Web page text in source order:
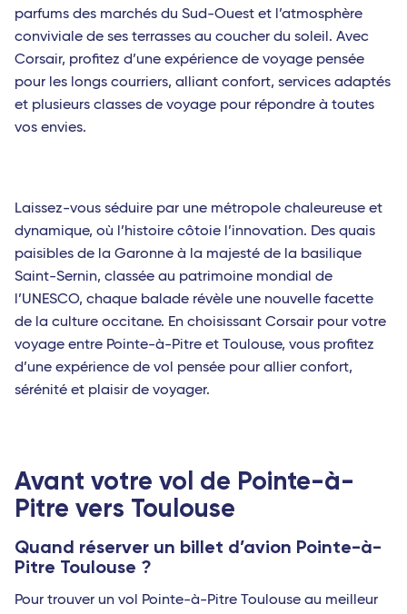
parfums des marchés du Sud-Ouest et l’atmosphère
conviviale de ses terrasses au coucher du soleil. Avec
Corsair, profitez d’une expérience de voyage pensée
pour les longs courriers, alliant confort, services adaptés
et plusieurs classes de voyage pour répondre à toutes
vos envies.
Laissez-vous séduire par une métropole chaleureuse et
dynamique, où l’histoire côtoie l’innovation. Des quais
paisibles de la Garonne à la majesté de la basilique
Saint-Sernin, classée au patrimoine mondial de
l’UNESCO, chaque balade révèle une nouvelle facette
de la culture occitane. En choisissant Corsair pour votre
voyage entre Pointe-à-Pitre et Toulouse, vous profitez
d’une expérience de vol pensée pour allier confort,
sérénité et plaisir de voyager.
Avant votre vol de Pointe-à-
Pitre vers Toulouse
Quand réserver un billet d’avion Pointe-à-
Pitre Toulouse ?
Pour trouver un vol Pointe-à-Pitre Toulouse au meilleur